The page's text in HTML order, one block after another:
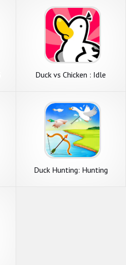
Duck vs Chicken : Idle
Duck Hunting: Hunting